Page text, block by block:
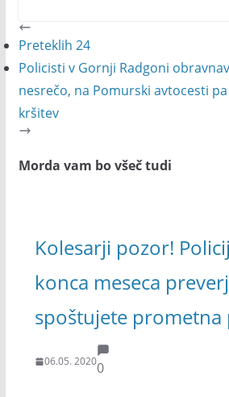
Preteklih 24
Policisti v Gornji Radgoni
nesrečo, na Pomurski avtocesti
kršitev
Morda vam bo všeč tudi
Kolesarji pozor!
konca meseca
spoštujete prometna
06.05. 20200